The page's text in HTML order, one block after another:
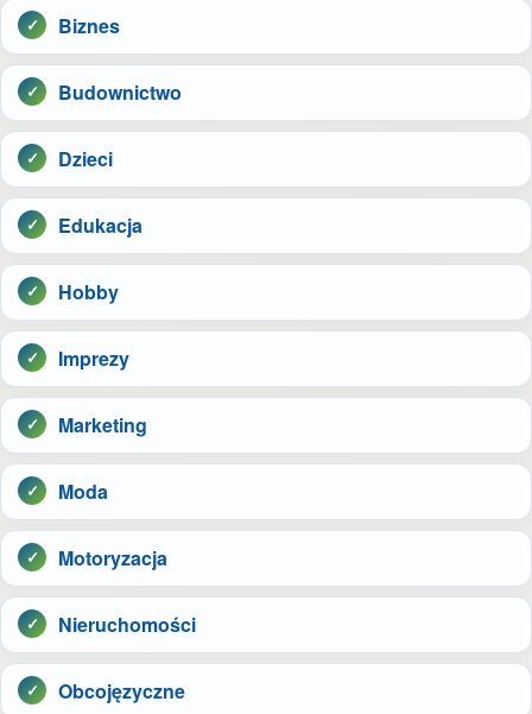
Biznes
Budownictwo
Dzieci
Edukacja
Hobby
Imprezy
Marketing
Moda
Motoryzacja
Nieruchomości
Obcojęzyczne